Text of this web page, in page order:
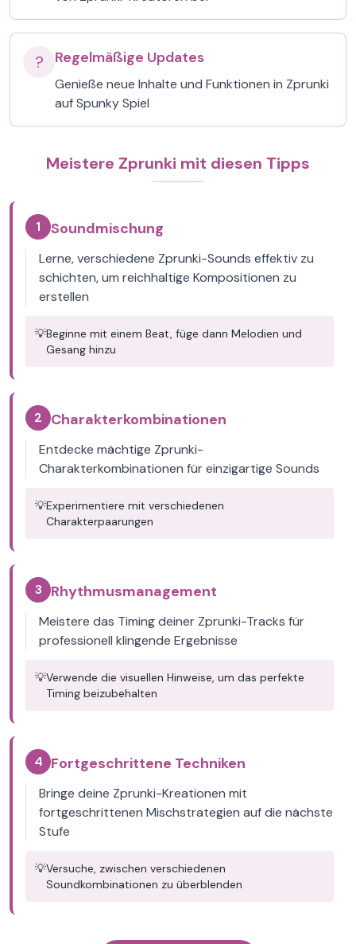
? Regelmäßige Updates
Genieße neue Inhalte und Funktionen in Zprunki
auf Spunky Spiel
Meistere Zprunki mit diesen Tipps
1 Soundmischung
Lerne, verschiedene Zprunki-Sounds effektiv zu
schichten, um reichhaltige Kompositionen zu
erstellen
💡Beginne mit einem Beat, füge dann Melodien und
Gesang hinzu
2 Charakterkombinationen
Entdecke mächtige Zprunki-
Charakterkombinationen für einzigartige Sounds
💡Experimentiere mit verschiedenen
Charakterpaarungen
3 Rhythmusmanagement
Meistere das Timing deiner Zprunki-Tracks für
professionell klingende Ergebnisse
💡Verwende die visuellen Hinweise, um das perfekte
Timing beizubehalten
4 Fortgeschrittene Techniken
Bringe deine Zprunki-Kreationen mit
fortgeschrittenen Mischstrategien auf die nächste
Stufe
💡Versuche, zwischen verschiedenen
Soundkombinationen zu überblenden